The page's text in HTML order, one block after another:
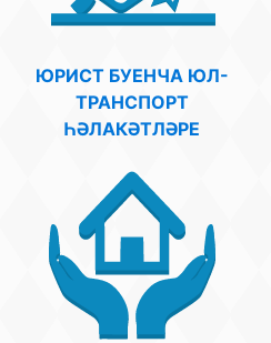
ЮРИСТ БУЕНЧА ЮЛ-
ТРАНСПОРТ
ҺӘЛАКӘТЛӘРЕ